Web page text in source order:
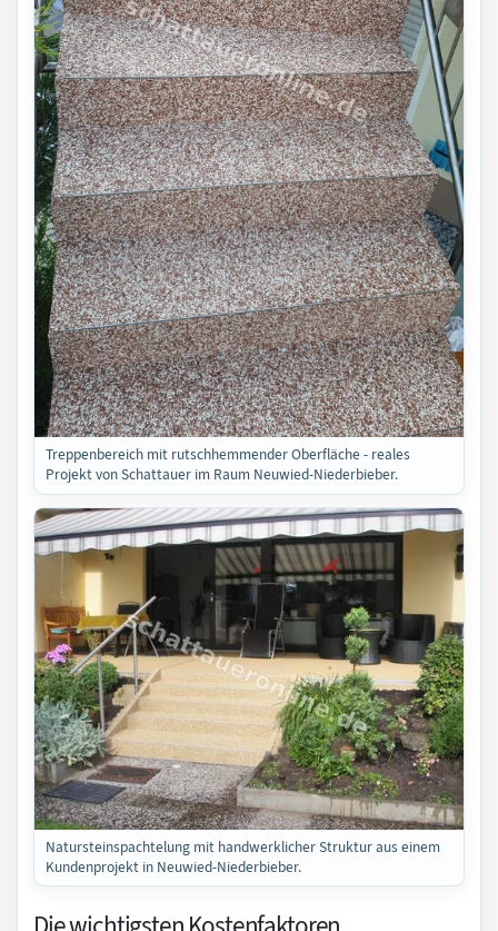
Treppenbereich mit rutschhemmender Oberfläche - reales
Projekt von Schattauer im Raum Neuwied-Niederbieber.
Natursteinspachtelung mit handwerklicher Struktur aus einem
Kundenprojekt in Neuwied-Niederbieber.